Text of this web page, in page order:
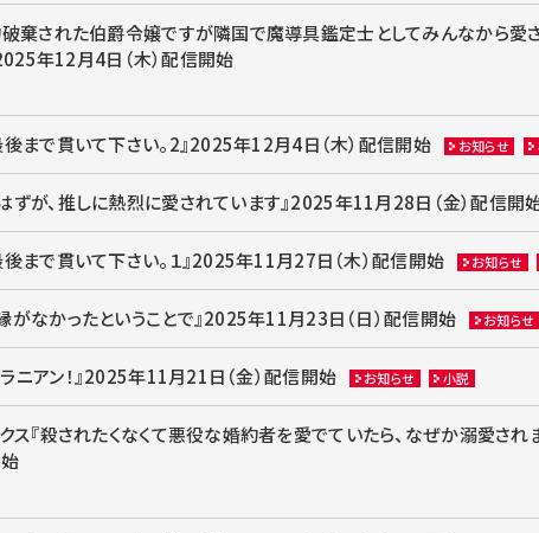
破棄された伯爵令嬢ですが隣国で魔導具鑑定士としてみんなから
年12月4日（木）配信開始
後まで貫いて下さい。2』2025年12月4日（木）配信開始 お知らせ
ずが、推しに熱烈に愛されています』2025年11月28日（金）配信開
後まで貫いて下さい。１』2025年11月27日（木）配信開始 お知らせ
がなかったということで』2025年11月23日（日）配信開始 お知らせ
ニアン！』2025年11月21日（金）配信開始 お知らせ 小説
クス『殺されたくなくて悪役な婚約者を愛でていたら、なぜか溺愛さ